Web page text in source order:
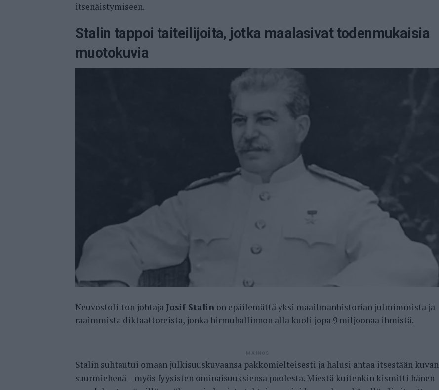
itsenäistymiseen.
Stalin tappoi taiteilijoita, jotka maalasivat todenmukaisia
muotokuvia
Neuvostoliiton johtaja Josif Stalin on epäilemättä yksi maailmanhistorian julmimmista ja
raaimmista diktaattoreista, jonka hirmuhallinnon alla kuoli jopa 9 miljoonaa ihmistä.
MAINOS
Stalin suhtautui omaan julkisuuskuvaansa pakkomielteisesti ja halusi antaa itsestään kuvan
suurmiehenä – myös fyysisten ominaisuuksiensa puolesta. Miestä kuitenkin kismitti hänen